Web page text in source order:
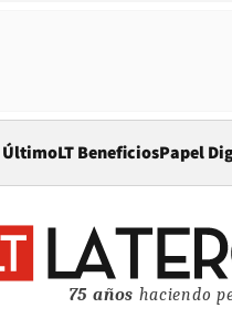
ÚltimoLT BeneficiosPapel
75 años haciendo